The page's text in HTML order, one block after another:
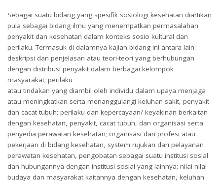
Sebagai suatu bidang yang spesifik sosiologi kesehatan diartikan
pula sebagai bidang ilmu yang menempatkan permasalahan
penyakit dan kesehatan dalam konteks sosio kultural dan
perilaku. Termasuk di dalamnya kajian bidang ini antara lain:
deskripsi dan penjelasan atau teori-teori yang berhubungan
dengan distribusi penyakit dalam berbagai kelompok
masyarakat; perilaku
atau tindakan yang diambil oleh individu dalam upaya menjaga
atau meningkatkan serta menanggulangi keluhan sakit, penyakit
dan cacat tubuh; perilaku dan kepercayaan/ keyakinan berkaitan
dengan kesehatan, penyakit, cacat tubuh, dan organisasi serta
penyedia perawatan kesehatan; organisasi dan profesi atau
pekerjaan di bidang kesehatan, system rujukan dari pelayanan
perawatan kesehatan, pengobatan sebagai suatu institusi sosial
dan hubungannya dengan institusi sosial yang lainnya; nilai-nilai
budaya dan masyarakat kaitannya dengan kesehatan, keluhan